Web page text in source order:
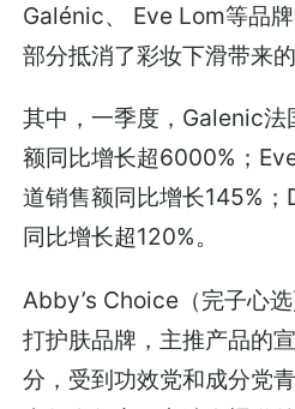
Galénic、 Eve Lom等品
部分抵消了彩妆下滑带来的
其中，一季度，Galenic法
额同比增长超6000%；
道销售额同比增长145%；
同比增长超120%。
Abby’s Choice（完子心
打护肤品牌，主推产品的
分，受到功效党和成分党